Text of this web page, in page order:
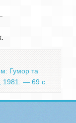
Гумор та
1981. — 69 с.